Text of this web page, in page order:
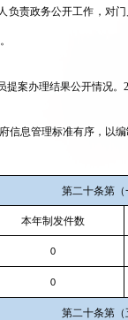
负责政务公开工作，对
提案办理结果公开情况。
信息管理标准有序，以
第二十条第（
本年制发件数
0
0
第二十条第（